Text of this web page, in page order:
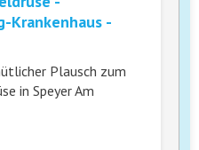
Krankenhaus -
Plausch zum
in Speyer Am